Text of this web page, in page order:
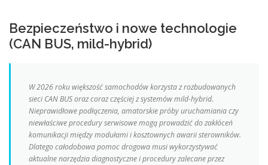
Bezpieczeństwo i nowe technologie
(CAN BUS, mild-hybrid)
W 2026 roku większość samochodów korzysta z rozbudowanych
sieci CAN BUS oraz coraz częściej z systemów mild-hybrid.
Nieprawidłowe podłączenia, amatorskie próby uruchamiania czy
niewłaściwe procedury serwisowe mogą prowadzić do zakłóceń
komunikacji między modułami i kosztownych awarii sterowników.
Dlatego całodobowa pomoc drogowa musi wykorzystywać
aktualne narzędzia diagnostyczne i procedury zalecane przez